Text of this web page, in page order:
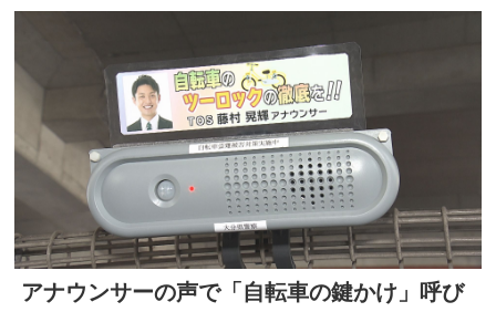
アナウンサーの声で「自転車の鍵かけ」呼び